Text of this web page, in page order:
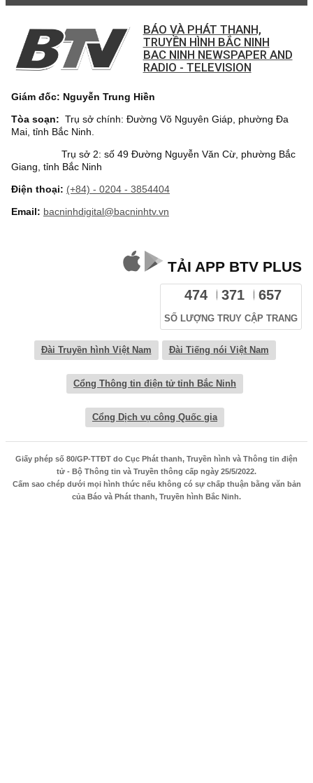
BÁO VÀ PHÁT THANH,
TRUYỀN HÌNH BẮC NINH
BAC NINH NEWSPAPER AND
RADIO - TELEVISION
Giám đốc: Nguyễn Trung Hiền
Tòa soạn: Trụ sở chính: Đường Võ Nguyên Giáp, phường Đa
Mai, tỉnh Bắc Ninh.
Trụ sở 2: số 49 Đường Nguyễn Văn Cừ, phường Bắc
Giang, tỉnh Bắc Ninh
Điện thoại: (+84) - 0204 - 3854404
Email: bacninhdigital@bacninhtv.vn
TẢI APP BTV PLUS
474 371 657
SỐ LƯỢNG TRUY CẬP TRANG
Đài Truyền hình Việt Nam Đài Tiếng nói Việt Nam
Cổng Thông tin điện tử tỉnh Bắc Ninh
Cổng Dịch vụ công Quốc gia
Giấy phép số 80/GP-TTĐT do Cục Phát thanh, Truyền hình và Thông tin điện
tử - Bộ Thông tin và Truyền thông cấp ngày 25/5/2022.
Cấm sao chép dưới mọi hình thức nếu không có sự chấp thuận bằng văn bản
của Báo và Phát thanh, Truyền hình Bắc Ninh.